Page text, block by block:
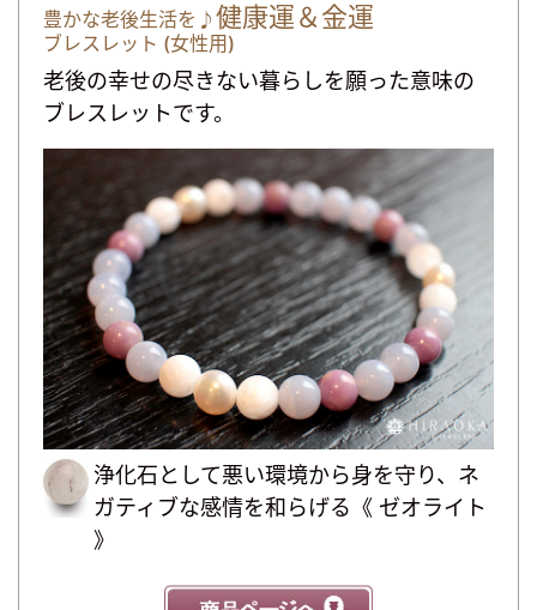
豊かな老後生活を♪ 健康運＆金運
ブレスレット (女性用)
老後の幸せの尽きない暮らしを願った意味の
ブレスレットです。
浄化石として悪い環境から身を守り、ネ
ガティブな感情を和らげる《 ゼオライト
》